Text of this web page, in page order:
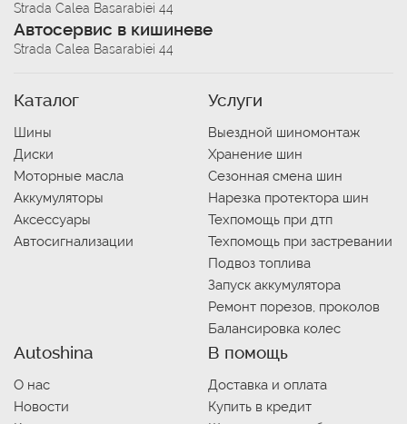
Strada Calea Basarabiei 44
Автосервис в кишиневе
Strada Calea Basarabiei 44
Каталог
Шины
Диски
Моторные масла
Аккумуляторы
Аксессуары
Автосигнализации
Услуги
Выездной шиномонтаж
Хранение шин
Сезонная смена шин
Нарезка протектора шин
Техпомощь при дтп
Техпомощь при застревании
Подвоз топлива
Запуск аккумулятора
Ремонт порезов, проколов
Балансировка колес
Autoshina
О нас
Новости
В помощь
Доставка и оплата
Купить в кредит